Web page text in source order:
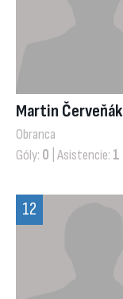
Martin Červeňák
Obranca
Góly: 0 | Asistencie: 1
12